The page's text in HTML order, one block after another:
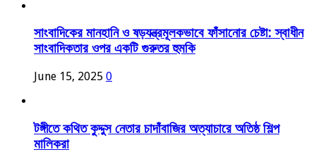
সাংবাদিকের মানহানি ও ষড়যন্ত্রমূলকভাবে ফাঁসানোর চেষ্টা: স্বাধীন
সাংবাদিকতার ওপর একটি গুরুতর হুমকি
June 15, 2025 0
টঙ্গীতে কথিত কুদ্দুস নেতার চাদাঁবাজির অত্যাচারে অতিষ্ঠ শিল্প
মালিকরা